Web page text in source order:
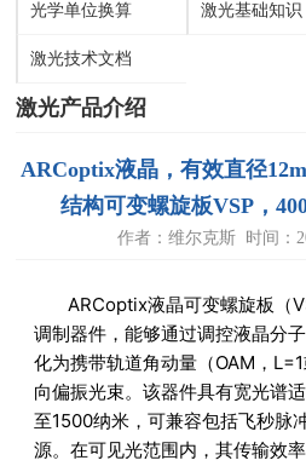
光学单位换算 激光基础知识
激光技术文档
激光产品介绍
ARCoptix液晶，有效直径
结构可变螺旋板VSP，
作者：维尔克斯 时间：
ARCoptix液晶可变螺旋板（
调制器件，能够通过调控液晶分
化为携带轨道角动量（OAM，
向偏振光束。该器件具有宽光谱
至1500纳米，可兼容包括飞秒脉
源。在可见光范围内，其传输效